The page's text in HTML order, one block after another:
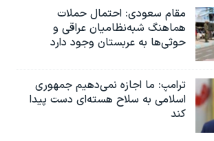
مقام سعودی: احتمال حملات
هماهنگ شبه‌نظامیان عراقی و
حوثی‌ها به عربستان وجود دارد
ترامپ: ما اجازه نمی‌دهیم جمهوری
اسلامی به سلاح هسته‌ای دست پیدا
کند